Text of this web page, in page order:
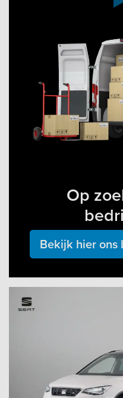
Op
Bekijk hier